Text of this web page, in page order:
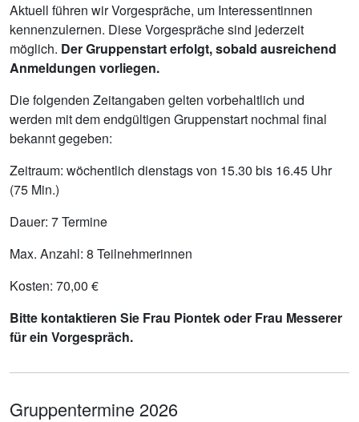
Aktuell führen wir Vorgespräche, um Interessentinnen
kennenzulernen. Diese Vorgespräche sind jederzeit
möglich. Der Gruppenstart erfolgt, sobald ausreichend
Anmeldungen vorliegen.
Die folgenden Zeitangaben gelten vorbehaltlich und
werden mit dem endgültigen Gruppenstart nochmal final
bekannt gegeben:
Zeitraum: wöchentlich dienstags von 15.30 bis 16.45 Uhr
(75 Min.)
Dauer: 7 Termine
Max. Anzahl: 8 Teilnehmerinnen
Kosten: 70,00 €
Bitte kontaktieren Sie Frau Piontek oder Frau Messerer
für ein Vorgespräch.
Gruppentermine 2026